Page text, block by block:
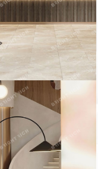
без комиссии.
в удобное время,